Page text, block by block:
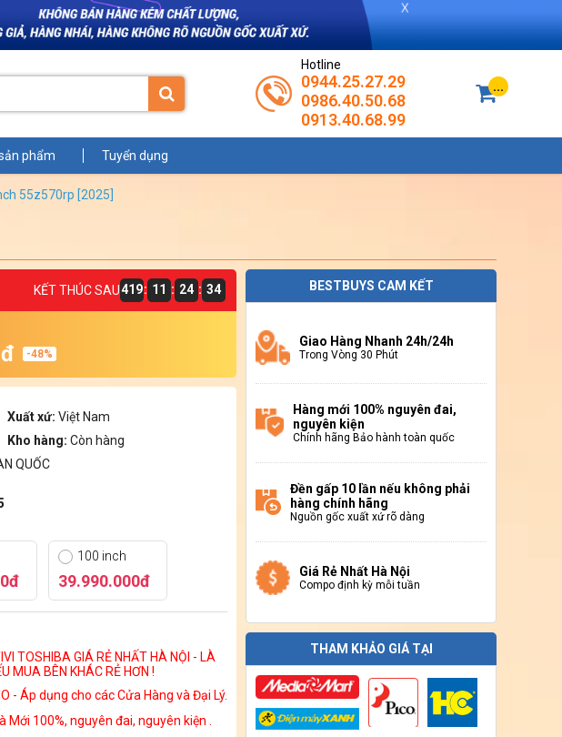
Hotline
0944.25.27.29
0986.40.50.68
0913.40.68.99
...
phẩm Tuyển dụng
55z570rp [2025]
KẾT THÚC SAU419: 11 : 24 : 33
-48%
Xuất xứ: Việt Nam
Kho hàng: Còn hàng
QUỐC
100 inch
39.990.000đ
TOSHIBA GIÁ RẺ NHẤT HÀ NỘI - LÀ
MUA BÊN KHÁC RẺ HƠN !
- Áp dụng cho các Cửa Hàng và Đại Lý.
100%, nguyên đai, nguyên kiện .
BESTBUYS CAM KẾT
Giao Hàng Nhanh 24h/24h
Trong Vòng 30 Phút
Hàng mới 100% nguyên đai,
nguyên kiện
Chính hãng Bảo hành toàn quốc
Đền gấp 10 lần nếu không phải
hàng chính hãng
Nguồn gốc xuất xứ rõ dàng
Giá Rẻ Nhất Hà Nội
Compo định kỳ mỗi tuần
THAM KHẢO GIÁ TẠI